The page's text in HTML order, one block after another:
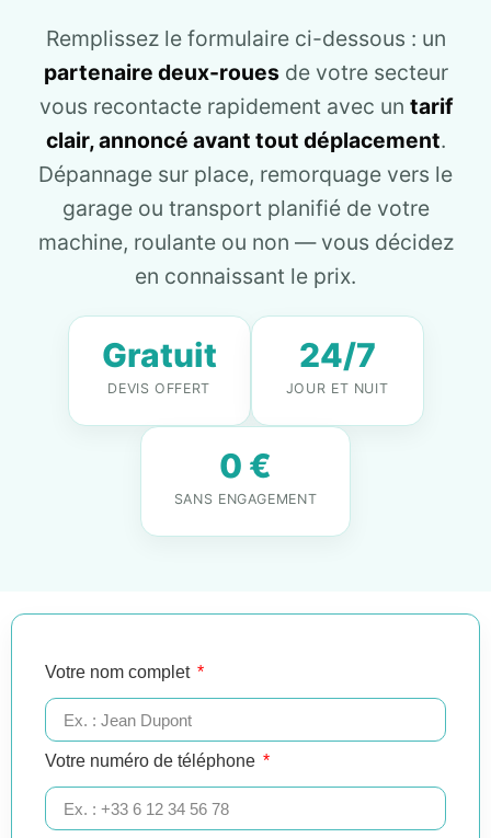
Remplissez le formulaire ci-dessous : un
partenaire deux-rouesde votre secteur
vous recontacte rapidement avec un tarif
clair, annoncé avant tout déplacement.
Dépannage sur place, remorquage vers le
garage ou transport planifié de votre
machine, roulante ou non — vous décidez
en connaissant le prix.
Gratuit
DEVIS OFFERT
24/7
JOUR ET NUIT
0 €
SANS ENGAGEMENT
Votre nom complet
Votre numéro de téléphone